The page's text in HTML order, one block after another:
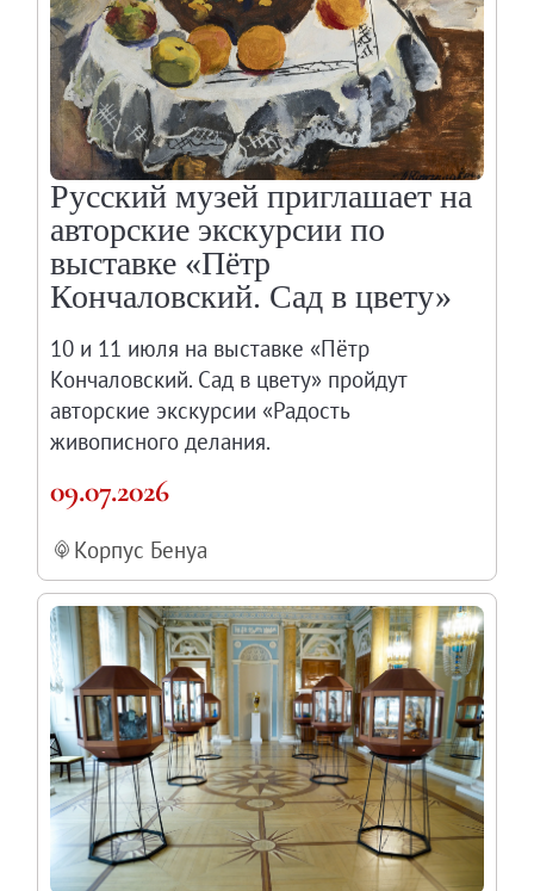
Русский музей приглашает на
авторские экскурсии по
выставке «Пётр
Кончаловский. Сад в цвету»
10 и 11 июля на выставке «Пётр
Кончаловский. Сад в цвету» пройдут
авторские экскурсии «Радость
живописного делания.
09.07.2026
Корпус Бенуа